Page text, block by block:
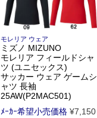
モレリア ウェア
ミズノ MIZUNO
モレリア フィールドシャ
ツ (ユニセックス)
サッカー ウェア ゲームシ
ャツ 長袖
25AW(P2MAC501)
ﾒｰｶｰ希望小売価格 ¥7,150